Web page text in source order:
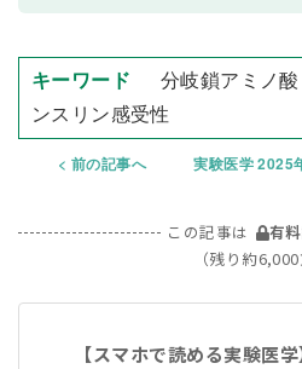
分岐鎖アミノ
ンスリン感受性
前の記事へ 実験医学 2025
この記事は 有
（残り約6,000
【スマホで読める実験医